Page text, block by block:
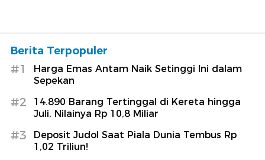
Berita Terpopuler
#1
Harga Emas Antam Naik Setinggi Ini dalam
Sepekan
#2
14.890 Barang Tertinggal di Kereta hingga
Juli, Nilainya Rp 10,8 Miliar
#3
Deposit Judol Saat Piala Dunia Tembus Rp
1,02 Triliun!